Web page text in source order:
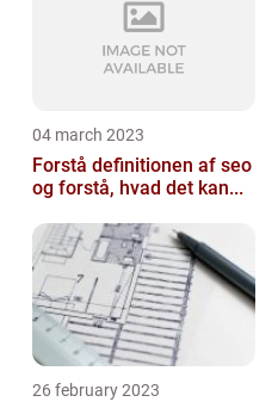
04 march 2023
Forstå definitionen af seo
og forstå, hvad det kan...
26 february 2023